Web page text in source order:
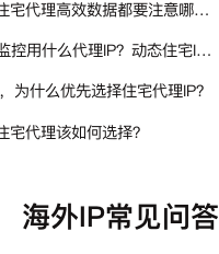
想要利用海外住宅代理高效数据都要注意哪些地方？
海外SEO排名监控用什么代理IP？动态住宅IP与静态住宅IP怎么选
为什么优先选择住宅代理IP？
宅代理该如何选择？
海外IP常见问答